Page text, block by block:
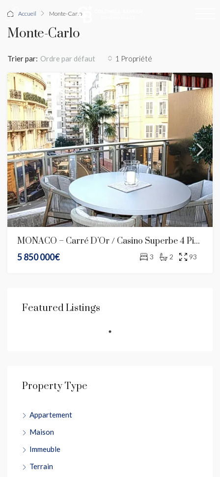
Accueil Monte-Carlo
Monte-Carlo
1 Propriété
Trier par: Ordre par défaut
MONACO – Carré D’Or / Casino Superbe 4 Pièces Rénové – Terrasses – Parking – Usage Mixte
5 850 000€
3 2 93
Featured Listings
Property Type
Appartement
Maison
Immeuble
Terrain